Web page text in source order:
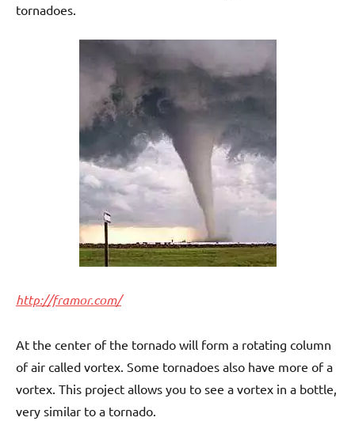
tornadoes.
http://framor.com/
At the center of the tornado will form a rotating column
of air called vortex. Some tornadoes also have more of a
vortex. This project allows you to see a vortex in a bottle,
very similar to a tornado.